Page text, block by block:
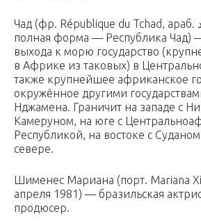
Чад (фр. République du Tchad, араб. جمهورية تشاد‎;
полная форма — Республика
выхода к морю государство
в Африке из таковых) в
также крупнейшее африканское
окружённое другими
Нджамена. Граничит на западе с
Камеруном, на юге с
Республикой, на востоке с
севере.
Шименес Мариана (порт. Mariana
апреля 1981) — бразильская
продюсер.